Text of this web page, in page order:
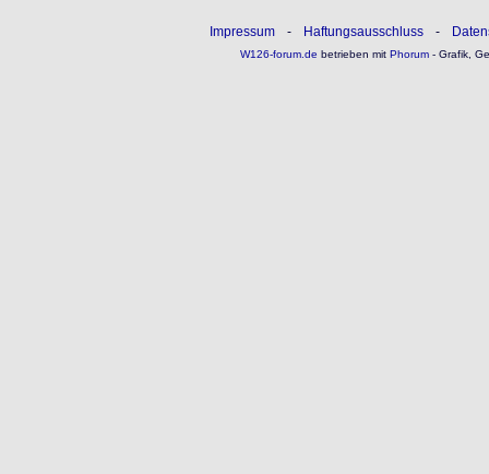
Impressum - Haftungsausschluss -
W126-forum.de betrieben mitPhorum- Grafik,